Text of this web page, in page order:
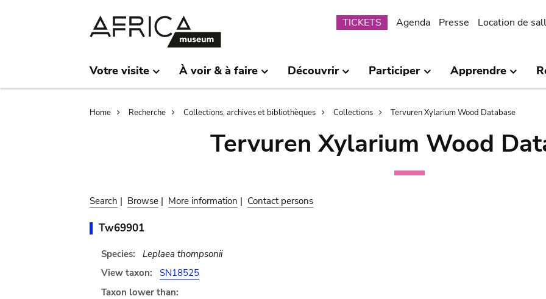
Submenu
TICKETS Agenda Presse Location de
Votre visite À voir & à faire Découvrir Participer Apprendre
Breadcrumb
Home Recherche Collections, archives et bibliothèques Collections Tervuren Xylarium Wood Database
Tervuren Xylarium Wood
Search | Browse | More information | Contact persons
Tw69901
Species:
Leplaea thompsonii
View taxon:
SN18525
Taxon lower than: